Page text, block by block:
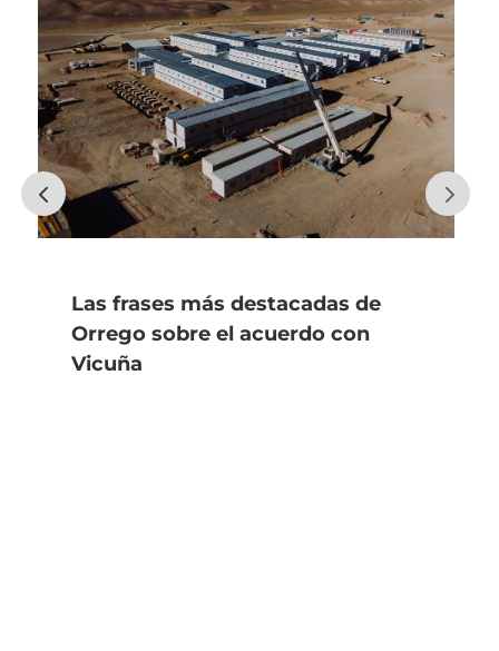
Las frases más destacadas de
Orrego sobre el acuerdo con
Vicuña